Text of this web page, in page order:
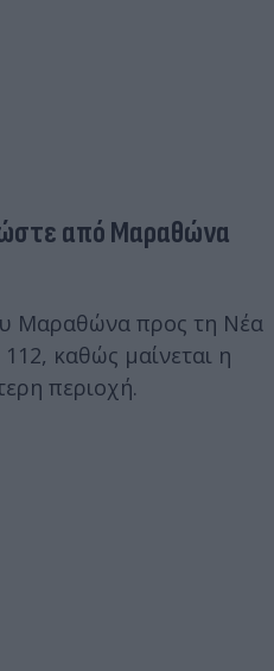
από Μαραθώνα
Μαραθώνα προς τη Νέα
καθώς μαίνεται η
περιοχή.